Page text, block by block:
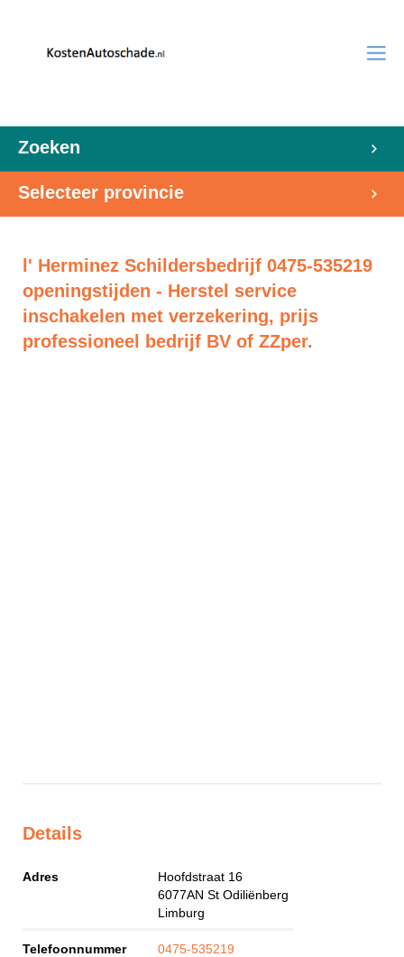
Zoeken
Selecteer provincie
l' Herminez Schildersbedrijf 0475-535219
openingstijden - Herstel service
inschakelen met verzekering, prijs
professioneel bedrijf BV of ZZper.
Details
Adres
Hoofdstraat 16
6077AN St Odiliënberg
Limburg
Telefoonnummer 0475-535219